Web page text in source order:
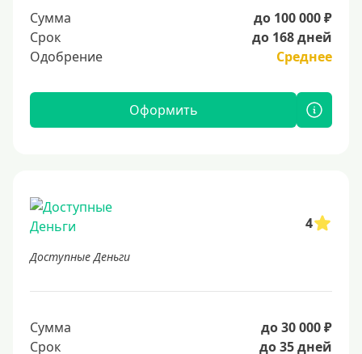
Сумма
до 100 000 ₽
Срок
до 168 дней
Одобрение
Среднее
Оформить
4
Доступные Деньги
Сумма
до 30 000 ₽
Срок
до 35 дней